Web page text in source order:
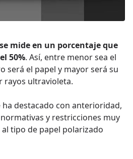
se mide en un porcentaje que
50%. Así, entre menor sea el
será el papel y mayor será su
rayos ultravioleta.
destacado con anterioridad,
y restricciones muy
tipo de papel polarizado